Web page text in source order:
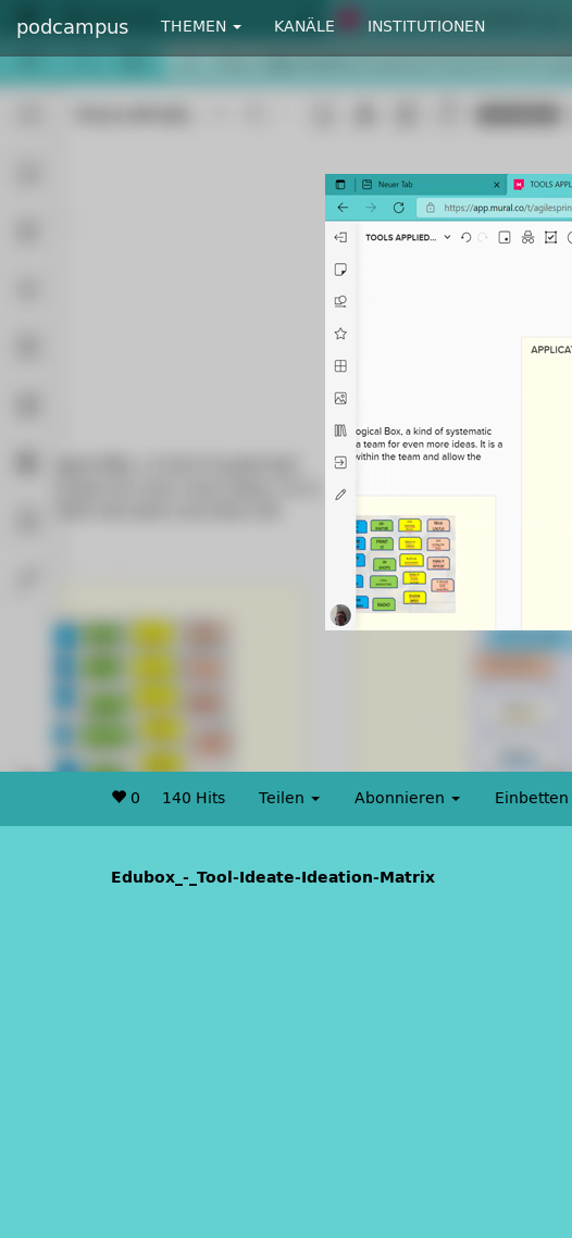
podcampus THEMEN KANÄLE INSTITUTIONEN
0 140 Hits Teilen Abonnieren Einbetten
Edubox_-_Tool-Ideate-Ideation-Matrix